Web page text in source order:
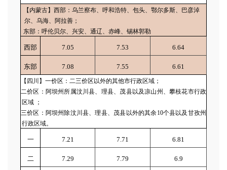
【内蒙古】西部：乌兰察布、呼和浩特、包头、鄂尔多斯、巴彦淖
尔、乌海、阿拉善；
东部：呼伦贝尔、兴安、通辽、赤峰、锡林郭勒
西部 7.05 7.53 6.64
东部 7.08 7.55 6.61
【四川】一价区：二三价区以外的其他市行政区域；
二价区：阿坝州所属汶川县、理县、茂县以及凉山州、攀枝花市行政
区域 ；
三价区：阿坝州除汶川县、理县、茂县以外的其余10个县以及甘孜州
行政区域。
一 7.21 7.71 6.81
二 7.29 7.79 6.9